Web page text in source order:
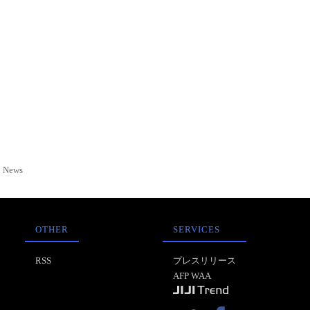
OTHER
RSS
SERVICES
プレスリリース
AFP WAA